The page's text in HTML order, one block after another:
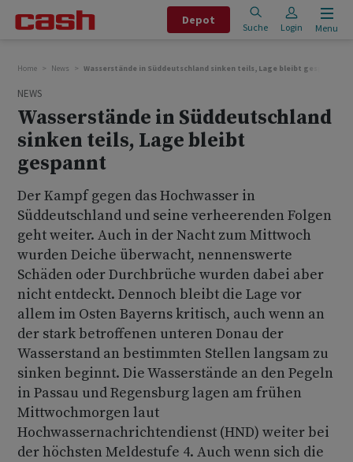
Depot
Suche Login Menu
Home News Wasserstände in Süddeutschland sinken teils, Lage bleibt gespannt
NEWS
Wasserstände in Süddeutschland
sinken teils, Lage bleibt
gespannt
Der Kampf gegen das Hochwasser in
Süddeutschland und seine verheerenden Folgen
geht weiter. Auch in der Nacht zum Mittwoch
wurden Deiche überwacht, nennenswerte
Schäden oder Durchbrüche wurden dabei aber
nicht entdeckt. Dennoch bleibt die Lage vor
allem im Osten Bayerns kritisch, auch wenn an
der stark betroffenen unteren Donau der
Wasserstand an bestimmten Stellen langsam zu
sinken beginnt. Die Wasserstände an den Pegeln
in Passau und Regensburg lagen am frühen
Mittwochmorgen laut
Hochwassernachrichtendienst (HND) weiter bei
der höchsten Meldestufe 4. Auch wenn sich die